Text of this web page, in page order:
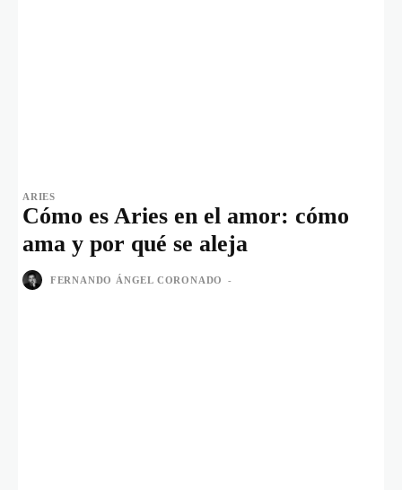
ARIES
Cómo es Aries en el amor: cómo
ama y por qué se aleja
FERNANDO ÁNGEL CORONADO -